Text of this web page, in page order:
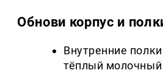
Обнови корпус и
Внутренние
тёплый